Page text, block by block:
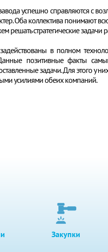
успешно справляются с
Оба коллектива понимают
решать стратегические задачи
в полном
позитивные факты
задачи. Для этого у
усилиями обеих компаний.
Закупки